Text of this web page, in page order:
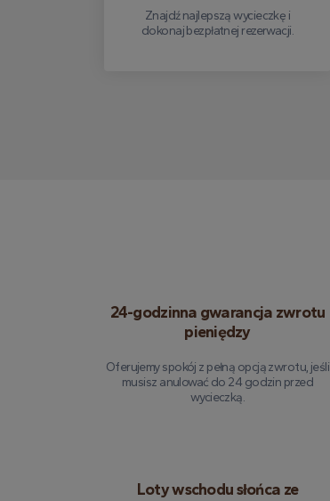
Znajdź najlepszą wycieczkę i
dokonaj bezpłatnej rezerwacji.
24-godzinna gwarancja zwrotu
pieniędzy
Oferujemy spokój z pełną opcją zwrotu, jeśli
musisz anulować do 24 godzin przed
wycieczką.
Loty wschodu słońca ze